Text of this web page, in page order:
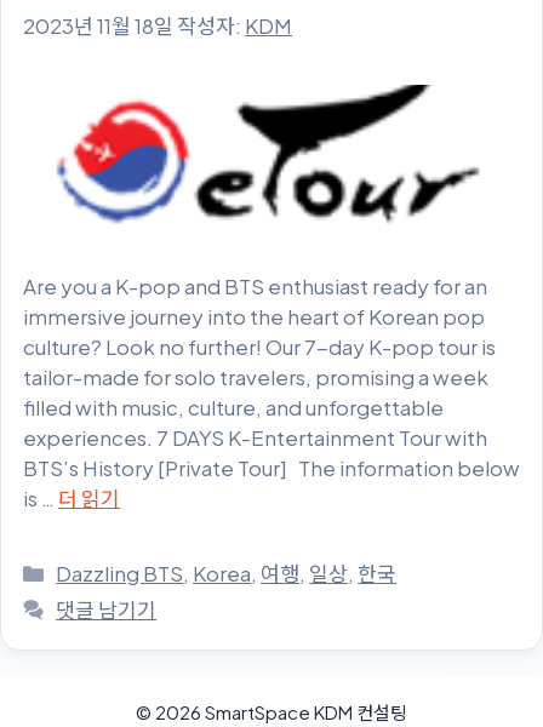
2023년 11월 18일 작성자: KDM
Are you a K-pop and BTS enthusiast ready for an
immersive journey into the heart of Korean pop
culture? Look no further! Our 7-day K-pop tour is
tailor-made for solo travelers, promising a week
filled with music, culture, and unforgettable
experiences. 7 DAYS K-Entertainment Tour with
BTS’s History [Private Tour] The information below
is … 더 읽기
카
테
고
리
Dazzling BTS, Korea, 여행, 일상, 한국
댓글 남기기
© 2026 SmartSpace KDM 컨설팅